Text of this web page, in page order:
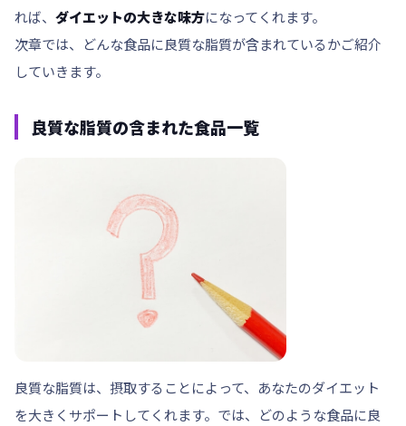
れば、 ダイエットの大きな味方になってくれます。
次章では、どんな食品に良質な脂質が含まれているかご紹介
していきます。
良質な脂質の含まれた食品一覧
良質な脂質は、摂取することによって、あなたのダイエット
を大きくサポート してくれます。では、どのような食品に良